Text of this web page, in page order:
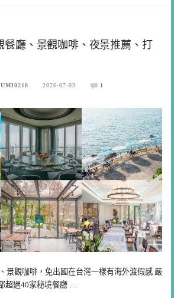
餐廳、景觀咖啡、夜景推薦、打
2026-07-03 1
景觀咖啡，免出國在台灣一樣有海外渡假感 嚴
超過40家秘境餐廳 …